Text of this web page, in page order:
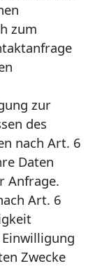
zum
zur
des
nach Art. 6
Daten
Anfrage.
Art. 6
Zwecke